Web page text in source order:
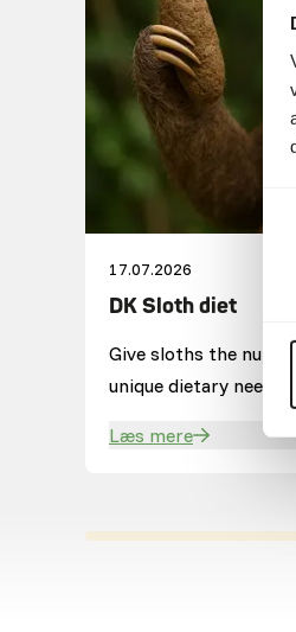
17.07.2026
DK Sloth diet
Give sloths the
unique dietary needs
Læs mere